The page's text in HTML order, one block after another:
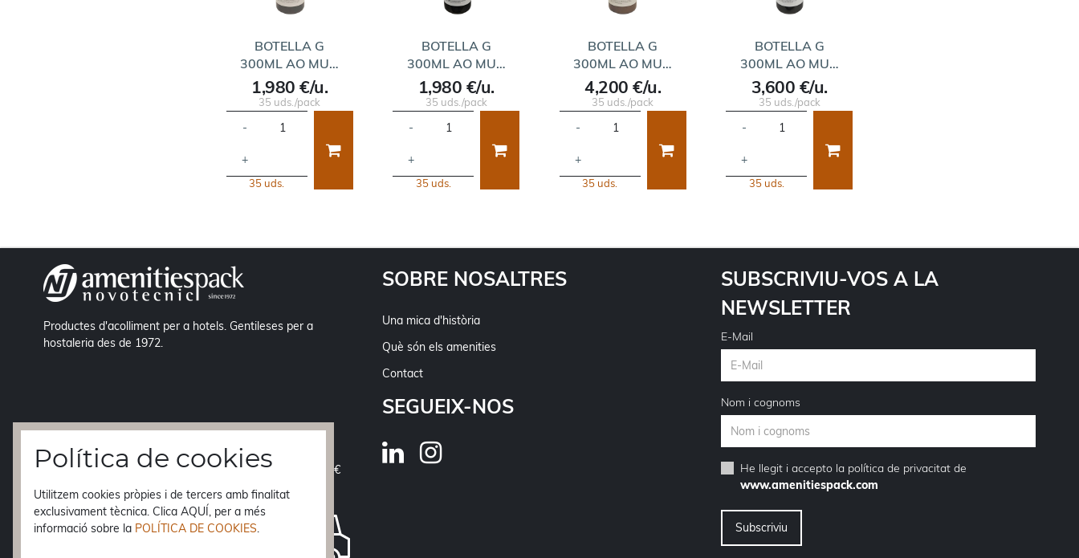
BOTELLA G
300ML AO MU…
1,980 €/u.
35 uds./pack
-
+
35 uds.
BOTELLA G
300ML AO MU…
1,980 €/u.
35 uds./pack
-
+
35 uds.
BOTELLA G
300ML AO MU…
4,200 €/u.
35 uds./pack
-
+
35 uds.
BOTELLA G
300ML AO MU…
3,600 €/u.
35 uds./pack
-
+
35 uds.
Productes d'acolliment per a hotels. Gentileses per a
hostaleria des de 1972.
ENVIAMENT GRATISa la Península a partir de 70 €
ENTREGA EN 24 h.
Balears, Ceuta i Melilla
48 h.
SOBRE NOSALTRES
Una mica d'història
Què són els amenities
Contact
SEGUEIX-NOS
SUBSCRIVIU-VOS A LA
NEWSLETTER
E-Mail
Nom i cognoms
He llegit i accepto la política de privacitat de
www.amenitiespack.com
Política de cookies
Utilitzem cookies pròpies i de tercers amb finalitat
exclusivament tècnica. Clica AQUÍ, per a més
informació sobre la POLÍTICA DE COOKIES.